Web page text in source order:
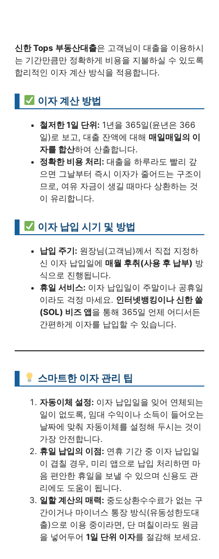
신한 Tops 부동산대출은 고객님이 대출을 이용하시
는 기간만큼만 정확하게 비용을 지불하실 수 있도록
합리적인 이자 계산 방식을 적용합니다.
이자 계산 방법
철저한 1일 단위: 1년을 365일(윤년은 366
일)로 보고, 대출 잔액에 대해 매일매일의 이
자를 합산하여 산출합니다.
정확한 비용 처리: 대출을 하루라도 빨리 갚
으면 그날부터 즉시 이자가 줄어드는 구조이
므로, 여유 자금이 생길 때마다 상환하는 것
이 유리합니다.
이자 납입 시기 및 방법
납입 주기: 원장님(고객님)께서 직접 지정하
신 이자 납입일에 매월 후취(사용 후 납부) 방
식으로 진행됩니다.
휴일 서비스: 이자 납입일이 주말이나 공휴일
이라도 걱정 마세요. 인터넷뱅킹이나 신한 쏠
(SOL) 비즈 앱을 통해 365일 언제 어디서든
간편하게 이자를 납입할 수 있습니다.
스마트한 이자 관리 팁
자동이체 설정: 이자 납입일을 잊어 연체되는
일이 없도록, 임대 수익이나 소득이 들어오는
날짜에 맞춰 자동이체를 설정해 두시는 것이
가장 안전합니다.
휴일 납입의 이점: 연휴 기간 중 이자 납입일
이 겹칠 경우, 미리 앱으로 납입 처리하면 마
음 편안한 휴일을 보낼 수 있으며 신용도 관
리에도 도움이 됩니다.
일할 계산의 매력: 중도상환수수료가 없는 구
간이거나 마이너스 통장 방식(유동성한도대
출)으로 이용 중이라면, 단 며칠이라도 원금
을 넣어두어 1일 단위 이자를 절감해 보세요.